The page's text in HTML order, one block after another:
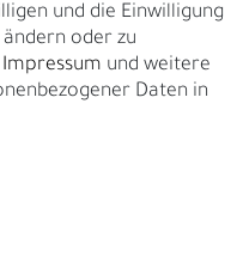
Service-Team.
und die Einwilligung
oder zu
Impressum und weitere
Daten in